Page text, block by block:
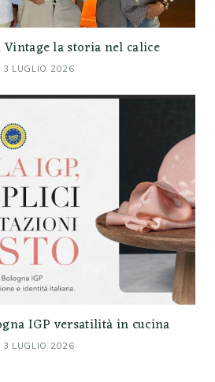
la storia nel calice
3 LUGLIO 2026
IGP versatilità in cucina
3 LUGLIO 2026